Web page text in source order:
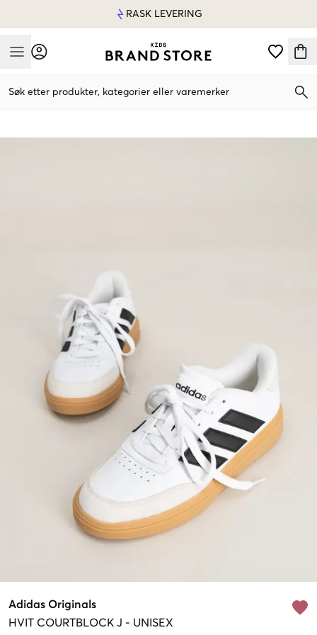
RASK LEVERING
Mobile Menu
Søk etter produkter, kategorier eller varemerker
Adidas Originals
HVIT COURTBLOCK J - UNISEX